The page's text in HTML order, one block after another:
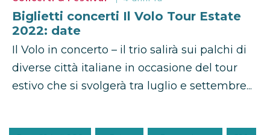
Biglietti concerti Il Volo Tour Estate
2022: date
Il Volo in concerto – il trio salirà sui palchi di
diverse città italiane in occasione del tour
estivo che si svolgerà tra luglio e settembre...